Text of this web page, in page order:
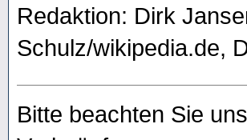
Redaktion: Dirk
Schulz/wikipedia.de,
Bitte beachten Sie